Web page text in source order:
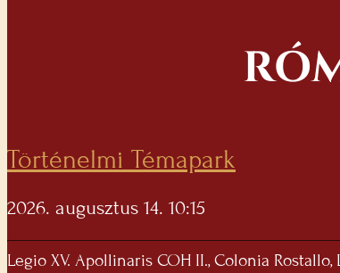
Történelmi Témapark
2026. augusztus 14. 10:15
Legio XV. Apollinaris COH II., Colonia